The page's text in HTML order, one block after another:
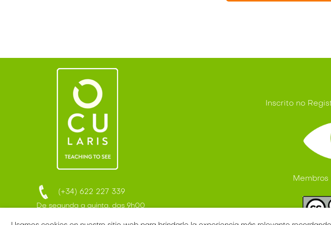
(+34) 622 227 339
De segunda a quinta, das 9h00
Inscrito no
Membros